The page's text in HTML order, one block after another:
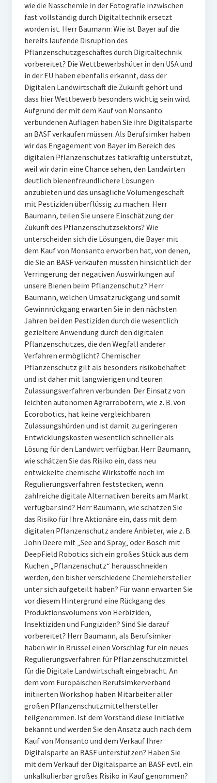
wie die Nasschemie in der Fotografie inzwischen
fast vollständig durch Digitaltechnik ersetzt
worden ist. Herr Baumann: Wie ist Bayer auf die
bereits laufende Disruption des
Pflanzenschutzgeschäftes durch Digitaltechnik
vorbereitet? Die Wettbewerbshüter in den USA und
in der EU haben ebenfalls erkannt, dass der
Digitalen Landwirtschaft die Zukunft gehört und
dass hier Wettbewerb besonders wichtig sein wird.
Aufgrund der mit dem Kauf von Monsanto
verbundenen Auflagen haben Sie ihre Digitalsparte
an BASF verkaufen müssen. Als Berufsimker haben
wir das Engagement von Bayer im Bereich des
digitalen Pflanzenschutzes tatkräftig unterstützt,
weil wir darin eine Chance sehen, den Landwirten
deutlich bienenfreundlichere Lösungen
anzubieten und das unsägliche Volumengeschäft
mit Pestiziden überflüssig zu machen. Herr
Baumann, teilen Sie unsere Einschätzung der
Zukunft des Pflanzenschutzsektors? Wie
unterscheiden sich die Lösungen, die Bayer mit
dem Kauf von Monsanto erworben hat, von denen,
die Sie an BASF verkaufen mussten hinsichtlich der
Verringerung der negativen Auswirkungen auf
unsere Bienen beim Pflanzenschutz? Herr
Baumann, welchen Umsatzrückgang und somit
Gewinnrückgang erwarten Sie in den nächsten
Jahren bei den Pestiziden durch die wesentlich
gezieltere Anwendung durch den digitalen
Pflanzenschutzes, die den Wegfall anderer
Verfahren ermöglicht? Chemischer
Pflanzenschutz gilt als besonders risikobehaftet
und ist daher mit langwierigen und teuren
Zulassungsverfahren verbunden. Der Einsatz von
leichten autonomen Agrarrobotern, wie z. B. von
Ecorobotics, hat keine vergleichbaren
Zulassungshürden und ist damit zu geringeren
Entwicklungskosten wesentlich schneller als
Lösung für den Landwirt verfügbar. Herr Baumann,
wie schätzen Sie das Risiko ein, dass neu
entwickelte chemische Wirkstoffe noch im
Regulierungsverfahren feststecken, wenn
zahlreiche digitale Alternativen bereits am Markt
verfügbar sind? Herr Baumann, wie schätzen Sie
das Risiko für Ihre Aktionäre ein, dass mit dem
digitalen Pflanzenschutz andere Anbieter, wie z. B.
John Deere mit „See and Spray„ oder Bosch mit
DeepField Robotics sich ein großes Stück aus dem
Kuchen „Pflanzenschutz“ herausschneiden
werden, den bisher verschiedene Chemiehersteller
unter sich aufgeteilt haben? Für wann erwarten Sie
vor diesem Hintergrund eine Rückgang des
Produktionsvolumens von Herbiziden,
Insektiziden und Fungiziden? Sind Sie darauf
vorbereitet? Herr Baumann, als Berufsimker
haben wir in Brüssel einen Vorschlag für ein neues
Regulierungsverfahren für Pflanzenschutzmittel
für die Digitale Landwirtschaft eingebracht. An
dem vom Europäischen Berufsimkerverband
initiierten Workshop haben Mitarbeiter aller
großen Pflanzenschutzmittelhersteller
teilgenommen. Ist dem Vorstand diese Initiative
bekannt und werden Sie den Ansatz auch nach dem
Kauf von Monsanto und dem Verkauf Ihrer
Digitalsparte an BASF unterstützen? Haben Sie
mit dem Verkauf der Digitalsparte an BASF evtl. ein
unkalkulierbar großes Risiko in Kauf genommen?